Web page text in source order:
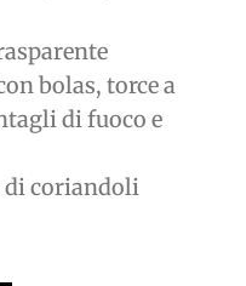
bolas, torce a
di fuoco e
di coriandoli